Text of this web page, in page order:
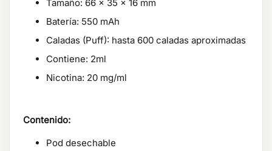
Tamaño: 66 x 35 x 16 mm
Batería: 550 mAh
Caladas (Puff): hasta 600 caladas aproximadas
Contiene: 2ml
Nicotina: 20 mg/ml
Contenido:
Pod desechable